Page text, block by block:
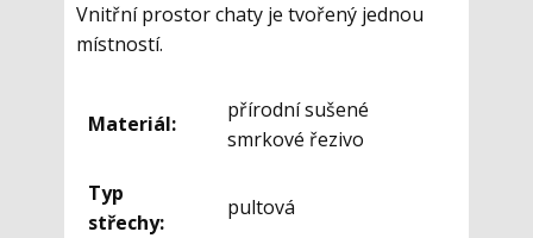
Vnitřní prostor chaty je tvořený jednou
místností.
Materiál:
přírodní sušené
smrkové řezivo
Typ
střechy:
pultová